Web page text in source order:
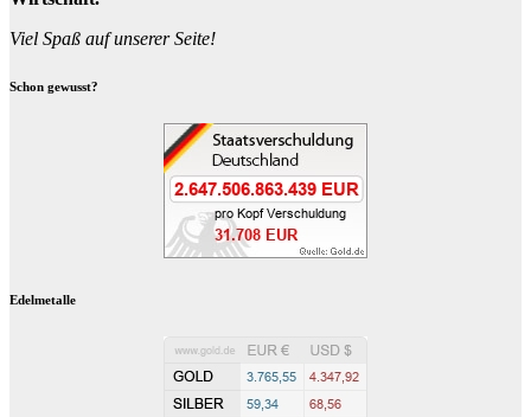
Viel Spaß auf unserer Seite!
Schon gewusst?
Edelmetalle